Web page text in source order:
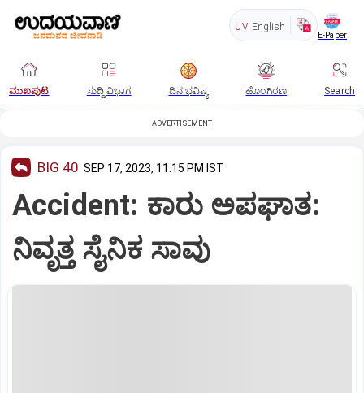
UV English
E-Paper
ಮುಖಪುಟ ಸುದ್ದಿ ವಿಭಾಗ ದಿನ ಭವಿಷ್ಯ ಹೊಂಗಿರಣ Search
ADVERTISEMENT
BIG 40 SEP 17, 2023, 11:15 PM IST
Accident: ಕಾರು ಅಪಘಾತ:
ನಿವೃತ್ತ ಸೈನಿಕ ಸಾವು